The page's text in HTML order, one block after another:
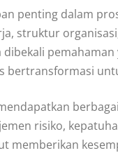
penting dalam
struktur
risiko,
memberikan